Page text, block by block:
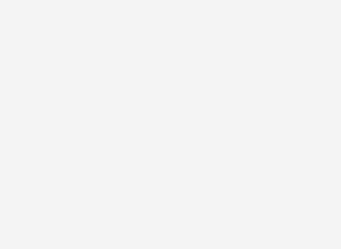
1922 nicht aus der